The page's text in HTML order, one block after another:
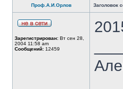
Проф.А.И.Орлов Заголовок
Зарегистрирован: Вт сен 28,
2004 11:58 am
Сообщений: 12459